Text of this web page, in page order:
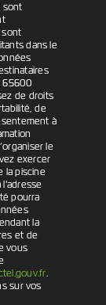
sont
sont
dans le
65600
de droits
de
à
le
exercer
la piscine
pourra
la
et de
vous
.
sur vos